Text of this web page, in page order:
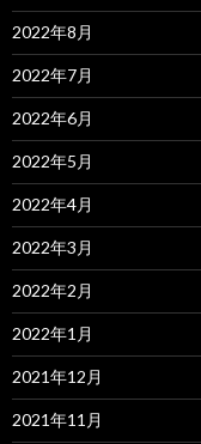
2022年8月
2022年7月
2022年6月
2022年5月
2022年4月
2022年3月
2022年2月
2022年1月
2021年12月
2021年11月